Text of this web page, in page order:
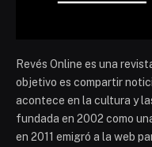
Revés Online es una
objetivo es compartir
acontece en la cultura y
fundada en 2002 como
en 2011 emigró a la web